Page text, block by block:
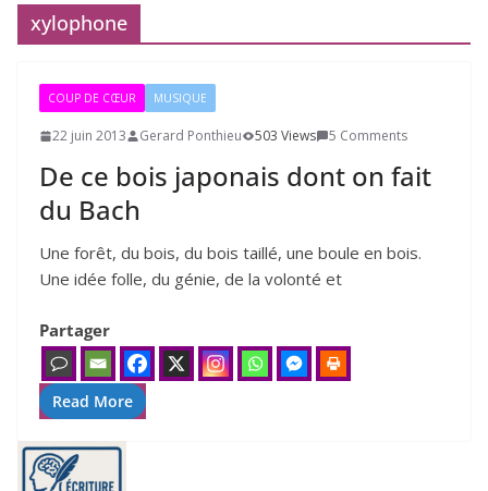
xylophone
COUP DE CŒUR MUSIQUE
22 juin 2013 Gerard Ponthieu 503 Views 5 Comments
De ce bois japonais dont on fait
du Bach
Une forêt, du bois, du bois taillé, une boule en bois.
Une idée folle, du génie, de la volonté et
Partager
Read More